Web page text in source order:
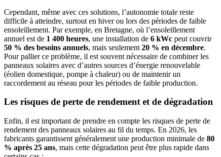
Cependant, même avec ces solutions, l’autonomie totale reste
difficile à atteindre, surtout en hiver ou lors des périodes de faible
ensoleillement. Par exemple, en Bretagne, où l’ensoleillement
annuel est de 1 400 heures, une installation de 6 kWc peut couvrir
50 % des besoins annuels, mais seulement 20 % en décembre.
Pour pallier ce problème, il est souvent nécessaire de combiner les
panneaux solaires avec d’autres sources d’énergie renouvelable
(éolien domestique, pompe à chaleur) ou de maintenir un
raccordement au réseau pour les périodes de faible production.
Les risques de perte de rendement et de dégradation
Enfin, il est important de prendre en compte les risques de perte de
rendement des panneaux solaires au fil du temps. En 2026, les
fabricants garantissent généralement une production minimale de 80
% après 25 ans, mais cette dégradation peut être plus rapide dans